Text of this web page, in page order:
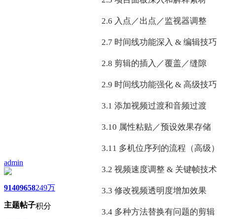
admin
9140
主题
9658
帖子
249万
积分
2.6 入点／出点／监视器调整
2.7 时间线功能深入 & 编辑技巧
2.8 剪辑的插入／覆盖／缝隙
2.9 时间线功能强化 & 高级技巧
3.1 添加视频过渡和音频过渡
3.10 属性粘贴／预设效果存储
3.11 多机位序列的流程（高级）
3.2 视频速度调整 & 关键帧技术
3.3 修改视频透明度增加效果
3.4 多种方法替换有问题的剪辑